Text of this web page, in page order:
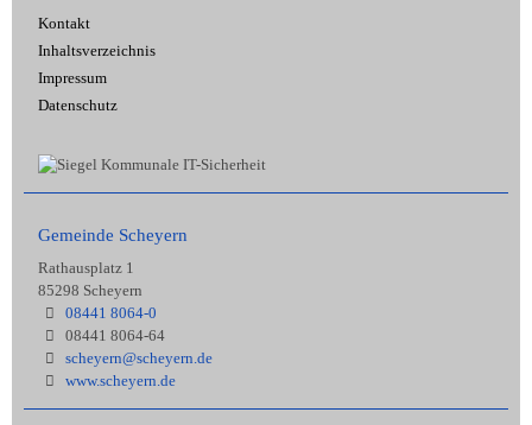
Kontakt
Inhaltsverzeichnis
Impressum
Datenschutz
Gemeinde Scheyern
Rathausplatz 1
85298 Scheyern
08441 8064-0
08441 8064-64
scheyern@scheyern.de
www.scheyern.de